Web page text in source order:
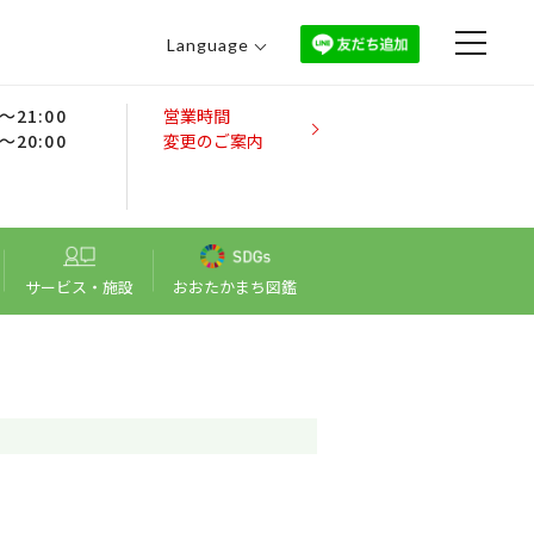
Language
English
中文（繁體）
한국어
21:00
20:00
営業時間
変更のご案内
サービス・施設 おおたかまち図鑑